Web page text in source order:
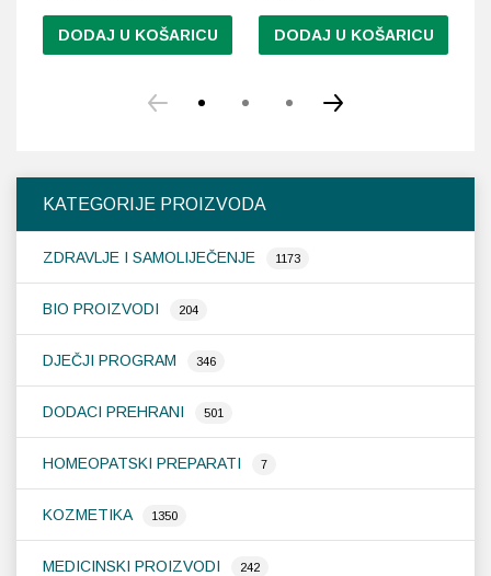
KATEGORIJE PROIZVODA
ZDRAVLJE I SAMOLIJEČENJE 1173
BIO PROIZVODI 204
DJEČJI PROGRAM 346
DODACI PREHRANI 501
HOMEOPATSKI PREPARATI 7
KOZMETIKA 1350
MEDICINSKI PROIZVODI 242
DODAJ U KOŠARICU DODAJ U KOŠARICU